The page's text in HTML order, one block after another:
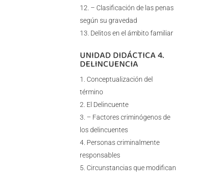
– Clasificación de las penas
según su gravedad
Delitos en el ámbito familiar
UNIDAD DIDÁCTICA 4.
DELINCUENCIA
Conceptualización del
término
El Delincuente
– Factores criminógenos de
los delincuentes
Personas criminalmente
responsables
Circunstancias que modifican